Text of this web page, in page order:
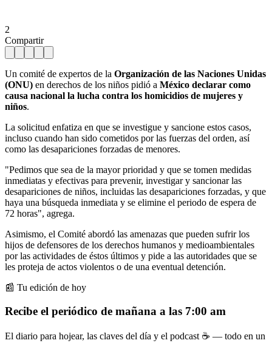
2
Compartir
Un comité de expertos de la Organización de las Naciones Unidas
(ONU) en derechos de los niños pidió a México declarar como
causa nacional la lucha contra los homicidios de mujeres y
niños.
La solicitud enfatiza en que se investigue y sancione estos casos,
incluso cuando han sido cometidos por las fuerzas del orden, así
como las desapariciones forzadas de menores.
"Pedimos que sea de la mayor prioridad y que se tomen medidas
inmediatas y efectivas para prevenir, investigar y sancionar las
desapariciones de niños, incluidas las desapariciones forzadas, y que
haya una búsqueda inmediata y se elimine el periodo de espera de
72 horas", agrega.
Asimismo, el Comité abordó las amenazas que pueden sufrir los
hijos de defensores de los derechos humanos y medioambientales
por las actividades de éstos últimos y pide a las autoridades que se
les proteja de actos violentos o de una eventual detención.
📰 Tu edición de hoy
Recibe el periódico de mañana a las 7:00 am
El diario para hojear, las claves del día y el podcast ☕ — todo en un